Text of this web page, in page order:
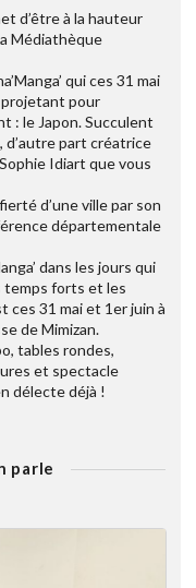
d’être à la hauteur
Médiathèque
qui ces 31 mai
projetant pour
: le Japon. Succulent
d’autre part créatrice
Idiart que vous
d’une ville par son
départementale
dans les jours qui
temps forts et les
ces 31 mai et 1er juin à
de Mimizan.
tables rondes,
et spectacle
délecte déjà !
parle